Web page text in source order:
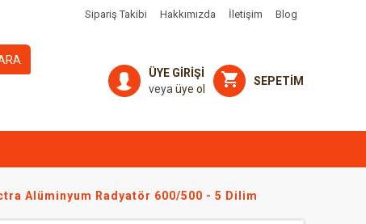
Sipariş Takibi Hakkımızda İletişim Blog
ÜYE GİRİŞİ
veya üye ol
SEPETİM
Alüminyum Radyatör 600/500 - 5 Dilim